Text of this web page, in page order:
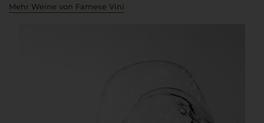
Mehr Weine von Farnese Vini